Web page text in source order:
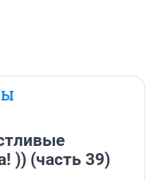
)) (часть 39)